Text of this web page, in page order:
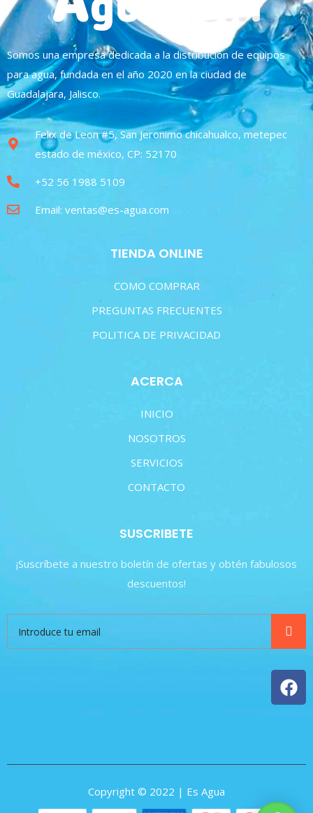
Somos una empresa dedicada a la distribución de equipos
para agua, fundada en el año 2020 en la ciudad de
Guadalajara, Jalisco.
Felix de Leon #5, San Jeronimo chicahualco, metepec
estado de méxico, CP: 52170
+52 56 1988 5109
Email: ventas@es-agua.com
TIENDA ONLINE
COMO COMPRAR
PREGUNTAS FRECUENTES
POLITICA DE PRIVACIDAD
ACERCA
INICIO
NOSOTROS
SERVICIOS
CONTACTO
SUSCRIBETE
¡Suscríbete a nuestro boletín de ofertas y obtén fabulosos
descuentos!
Copyright © 2022 | Es Agua